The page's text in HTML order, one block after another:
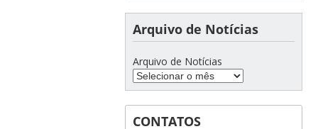
Arquivo de Notícias
Arquivo de Notícias
CONTATOS